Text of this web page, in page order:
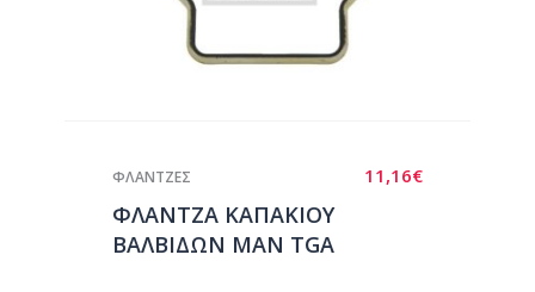
11,16€
ΦΛΑΝΤΖΕΣ
ΦΛΑΝΤΖΑ ΚΑΠΑΚΙΟΥ
ΒΑΛΒΙΔΩΝ ΜΑΝ TGA